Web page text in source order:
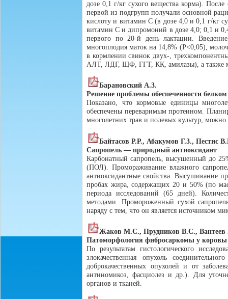
дозе 0,1 г/кг сухого вещества корма).
первой из подгрупп получали основной
кислоту и витамин С (в дозе 4,0 и 0,1 г/кг
витамин С и дипромоний в дозе 4,0; 0,1 и
первого по 20-й день лактации.
многоплодия маток на 14,8% (Р<0,05),
в кормлении свинок двух-,
AЛT, ЛДГ, ЩФ, ГГТ, КК, амилазы), а также
Барановский А.3.
Решение проблемы обеспеченности
Показано, что кормовые единицы
обеспечены переваримым протеином.
многолетних трав и полевых культур,
Байтасов Р.Р., Абакумов Г.3., Пестис
Сапропель — природный антиоксидант
Карбонатный сапропель, высушенный до
(ПОЛ). Промораживание влажного
антиоксидантные свойства. Высушивание
пробах жира, содержащих 20 и 50% (по
периода исследований (65 дней).
методами. Промороженный сухой
наряду с тем, что он является источником
Жаков М.С., Прудников В.С.,
Патоморфология фибросаркомы у коровы
По результатам гистологического
злокачественная опухоль
доброкачественных опухолей и от
антиномикоз, фасциолез и др.). Для
органов и тканей.